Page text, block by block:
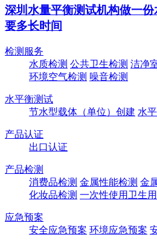
深圳水量平衡测试机构做一
要多长时间
检测服务
水质检测 公共卫生检测 洁净
环境空气检测 噪音检测
水平衡测试
节水型载体（单位）创建 水
产品认证
出口认证
产品检测
消费品检测 金属性能检测 金
化妆品检测 一次性使用卫生
应急预案
安全应急预案 环境应急预案